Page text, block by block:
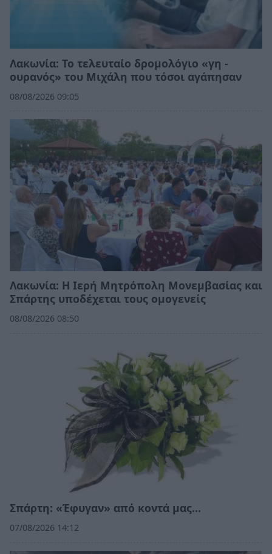
Λακωνία: Το τελευταίο δρομολόγιο «γη -
ουρανός» του Μιχάλη που τόσοι αγάπησαν
08/08/2026 09:05
Λακωνία: Η Ιερή Μητρόπολη Μονεμβασίας και
Σπάρτης υποδέχεται τους ομογενείς
08/08/2026 08:50
Σπάρτη: «Έφυγαν» από κοντά μας…
07/08/2026 14:12